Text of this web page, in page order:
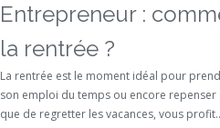
Entrepreneur :
la rentrée ?
La rentrée est le moment idéal pour
son emploi du temps ou encore repenser
que de regretter les vacances, vous